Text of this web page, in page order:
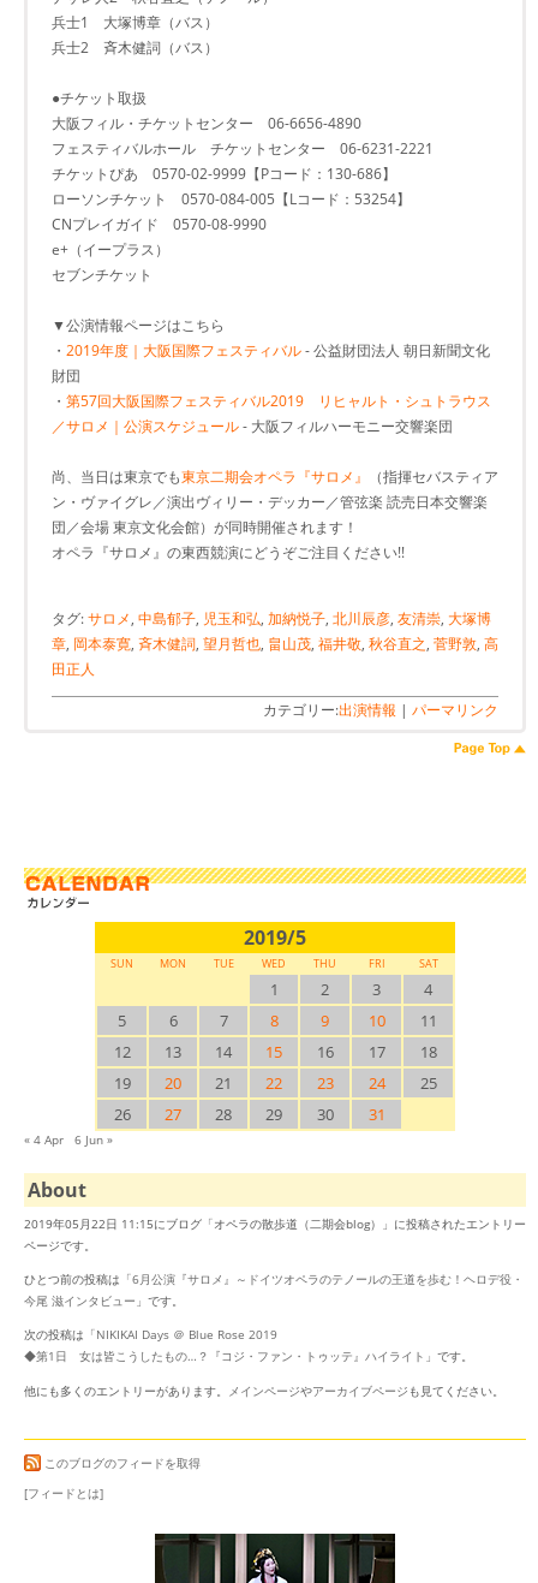
兵士1 大塚博章（バス）
兵士2 斉木健詞（バス）
●チケット取扱
大阪フィル・チケットセンター 06-6656-4890
フェスティバルホール チケットセンター 06-6231-2221
チケットぴあ 0570-02-9999【Pコード：130-686】
ローソンチケット 0570-084-005【Lコード：53254】
CNプレイガイド 0570-08-9990
e+（イープラス）
セブンチケット
▼公演情報ページはこちら
・ 2019年度｜大阪国際フェスティバル- 公益財団法人 朝日新聞文化
財団
・ 第57回大阪国際フェスティバル2019 リヒャルト・シュトラウス
／サロメ｜公演スケジュール- 大阪フィルハーモニー交響楽団
尚、当日は東京でも東京二期会オペラ『サロメ』
（指揮セバスティア
ン・ヴァイグレ／演出ヴィリー・デッカー／管弦楽 読売日本交響楽
団／会場 東京文化会館）が同時開催されます！
オペラ『サロメ』の東西競演にどうぞご注目ください!!
タグ:サロメ, 中島郁子, 児玉和弘, 加納悦子, 北川辰彦, 友清崇, 大塚博
章, 岡本泰寛, 斉木健詞, 望月哲也, 畠山茂, 福井敬, 秋谷直之, 菅野敦, 高
田正人
カテゴリー:出演情報 | パーマリンク
2019/5
SUN MON TUE WED THU FRI SAT
1 2 3
4
5
6 7 8 9 10
11
12
13 14 15 16 17
18
19
20 21 22 23 24
25
26
27 28 29 30 31
« 4 Apr 6 Jun »
About
2019年05月22日 11:15にブログ「オペラの散歩道（二期会blog）」に投稿されたエントリー
ページです。
ひとつ前の投稿は「6月公演『サロメ』～ドイツオペラのテノールの王道を歩む！ヘロデ役・
今尾 滋インタビュー 」です。
次の投稿は「NIKIKAI Days ＠ Blue Rose 2019
◆第1日 女は皆こうしたもの…？『コジ・ファン・トゥッテ』ハイライト 」です。
他にも多くのエントリーがあります。 メインページやアーカイブページ も見てください。
このブログのフィードを取得
[フィードとは]